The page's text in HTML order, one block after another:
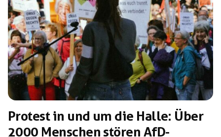
Schlagwörter:
Boris Palmer
Protest in und um die Halle: Über
2000 Menschen stören AfD-